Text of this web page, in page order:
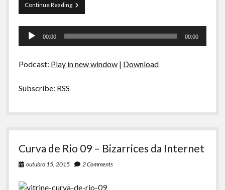
Continue ReadingArquivos
CDR
Global
do
Tocador
00:00 00:00
Podcast: Play in new window| Download
Subscribe: RSS
Curva de Rio 09 – Bizarrices da Internet
outubro 15, 2015 2 Comments